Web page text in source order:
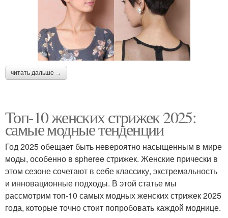
читать дальше →
Топ-10 женских стрижек 2025:
самые модные тенденции
Год 2025 обещает быть невероятно насыщенным в мире
моды, особенно в spheree стрижек. Женские прически в
этом сезоне сочетают в себе классику, экстремальность
и инновационные подходы. В этой статье мы
рассмотрим топ-10 самых модных женских стрижек 2025
года, которые точно стоит попробовать каждой моднице.